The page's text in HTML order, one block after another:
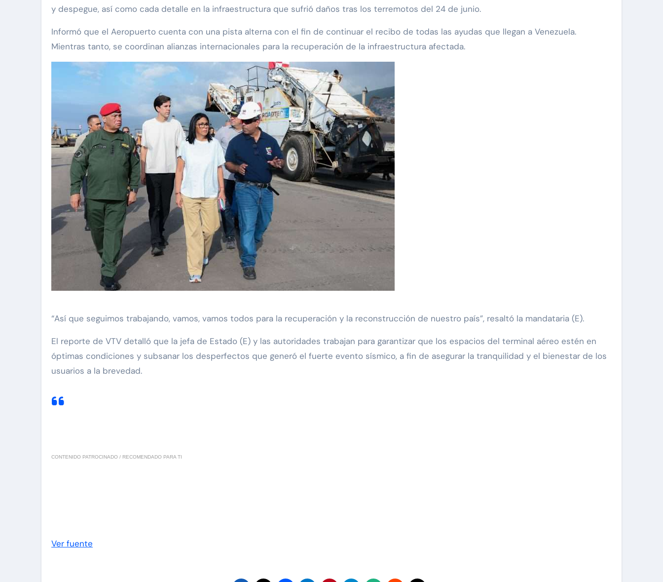
y despegue, así como cada detalle en la infraestructura que sufrió daños tras los terremotos del 24 de junio.
Informó que el Aeropuerto cuenta con una pista alterna con el fin de continuar el recibo de todas las ayudas que llegan a Venezuela.
Mientras tanto, se coordinan alianzas internacionales para la recuperación de la infraestructura afectada.
“Así que seguimos trabajando, vamos, vamos todos para la recuperación y la reconstrucción de nuestro país”, resaltó la mandataria (E).
El reporte de VTV detalló que la jefa de Estado (E) y las autoridades trabajan para garantizar que los espacios del terminal aéreo estén en
óptimas condiciones y subsanar los desperfectos que generó el fuerte evento sísmico, a fin de asegurar la tranquilidad y el bienestar de los
usuarios a la brevedad.
CONTENIDO PATROCINADO / RECOMENDADO PARA TI
Ver fuente